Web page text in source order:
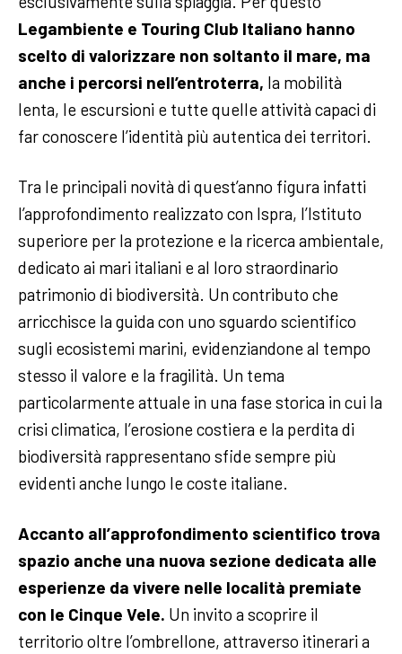
Legambiente e Touring Club Italiano hanno
scelto di valorizzare non soltanto il mare, ma
anche i percorsi nell’entroterra, la mobilità
lenta, le escursioni e tutte quelle attività capaci di
far conoscere l’identità più autentica dei territori.
Tra le principali novità di quest’anno figura infatti
l’approfondimento realizzato con Ispra, l’Istituto
superiore per la protezione e la ricerca ambientale,
dedicato ai mari italiani e al loro straordinario
patrimonio di biodiversità. Un contributo che
arricchisce la guida con uno sguardo scientifico
sugli ecosistemi marini, evidenziandone al tempo
stesso il valore e la fragilità. Un tema
particolarmente attuale in una fase storica in cui la
crisi climatica, l’erosione costiera e la perdita di
biodiversità rappresentano sfide sempre più
evidenti anche lungo le coste italiane.
Accanto all’approfondimento scientifico trova
spazio anche una nuova sezione dedicata alle
esperienze da vivere nelle località premiate
con le Cinque Vele. Un invito a scoprire il
territorio oltre l’ombrellone, attraverso itinerari a